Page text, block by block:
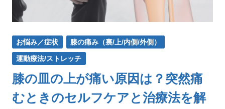
お悩み／症状 膝の痛み（裏/上/内側/外側）
運動療法/ストレッチ
膝の皿の上が痛い原因は？突然痛
むときのセルフケアと治療法を解